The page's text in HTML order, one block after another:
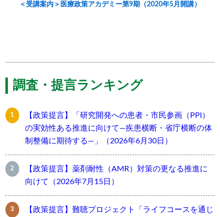
＜受講案内＞医療政策アカデミー第9期（2020年5月開講）
調査・提言ランキング
【政策提言】「研究開発への患者・市民参画（PPI）
の実効性ある推進に向けて―疾患横断・省庁横断の体
制整備に期待する―」（2026年6月30日）
【政策提言】薬剤耐性（AMR）対策の更なる推進に
向けて（2026年7月15日）
【政策提言】難聴プロジェクト「ライフコースを通じ